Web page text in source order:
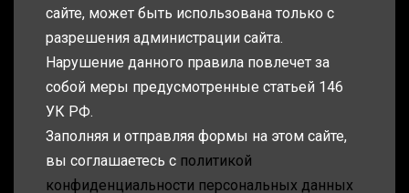
сайте, может быть использована только с
разрешения администрации сайта.
Нарушение данного правила повлечет за
собой меры предусмотренные статьей 146
УК РФ.
Заполняя и отправляя формы на этом сайте,
вы соглашаетесь с политикой
конфиденциальности персональных данных